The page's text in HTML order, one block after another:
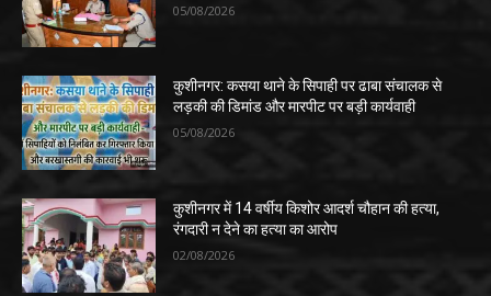
05/08/2026
कुशीनगर: कसया थाने के सिपाही पर ढाबा संचालक से
लड़की की डिमांड और मारपीट पर बड़ी कार्यवाही
05/08/2026
कुशीनगर में 14 वर्षीय किशोर आदर्श चौहान की हत्या,
रंगदारी न देने का हत्या का आरोप
02/08/2026